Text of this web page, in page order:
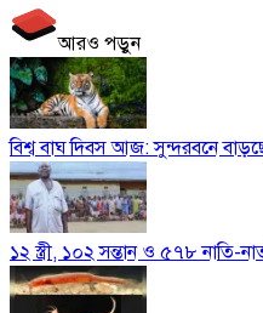
আরও পড়ুন
বিশ্ব বাঘ দিবস আজ: সুন্দরবনে
১২ স্ত্রী, ১০২ সন্তান ও ৫৭৮ নাতি-